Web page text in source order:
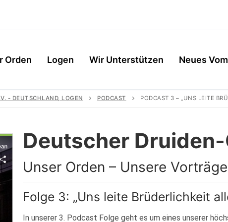
Orden Logen Wir Unterstützen Neues
Orden
Gemeinschaft
Geschichte
- DEUTSCHLAND, LOGEN PODCAST PODCAST 3 – „UNS LEITE
Deutscher
Unser Orden – Unsere Vorträge
Folge 3: „Uns leite Brüderlichkeit
In unserer 3. Podcast Folge geht es um eines unserer